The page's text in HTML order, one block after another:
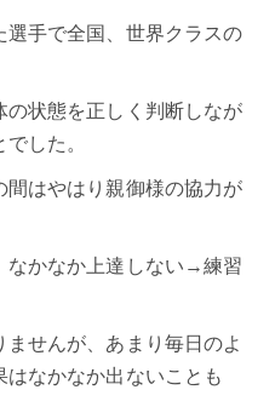
選手で全国、世界クラスの
状態を正しく判断しなが
した。
間はやはり親御様の協力が
なかなか上達しない→練習
せんが、あまり毎日のよ
はなかなか出ないことも